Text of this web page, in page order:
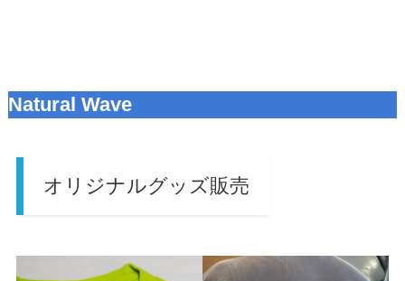
Natural Wave
オリジナルグッズ販売